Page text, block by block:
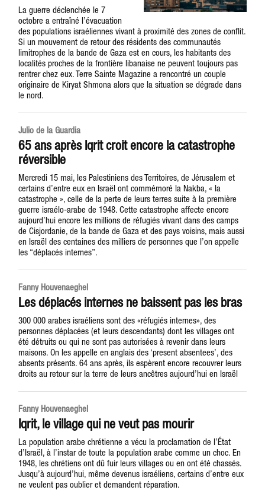
La guerre déclenchée le 7
octobre a entraîné l’évacuation
des populations israéliennes vivant à proximité des zones de conflit.
Si un mouvement de retour des résidents des communautés
limitrophes de la bande de Gaza est en cours, les habitants des
localités proches de la frontière libanaise ne peuvent toujours pas
rentrer chez eux. Terre Sainte Magazine a rencontré un couple
originaire de Kiryat Shmona alors que la situation se dégrade dans
le nord.
Julio de la Guardia
65 ans après Iqrit croit encore la catastrophe
réversible
Mercredi 15 mai, les Palestiniens des Territoires, de Jérusalem et
certains d’entre eux en Israël ont commémoré la Nakba, « la
catastrophe », celle de la perte de leurs terres suite à la première
guerre israélo-arabe de 1948. Cette catastrophe affecte encore
aujourd’hui encore les millions de réfugiés vivant dans des camps
de Cisjordanie, de la bande de Gaza et des pays voisins, mais aussi
en Israël des centaines des milliers de personnes que l’on appelle
les “déplacés internes”.
Fanny Houvenaeghel
Les déplacés internes ne baissent pas les bras
300 000 arabes israéliens sont des «réfugiés internes», des
personnes déplacées (et leurs descendants) dont les villages ont
été détruits ou qui ne sont pas autorisées à revenir dans leurs
maisons. On les appelle en anglais des ‘present absentees’, des
absents présents. 64 ans après, ils espèrent encore recouvrer leurs
droits au retour sur la terre de leurs ancêtres aujourd’hui en Israël
Fanny Houvenaeghel
Iqrit, le village qui ne veut pas mourir
La population arabe chrétienne a vécu la proclamation de l’État
d’Israël, à l’instar de toute la population arabe comme un choc. En
1948, les chrétiens ont dû fuir leurs villages ou en ont été chassés.
Jusqu’à aujourd’hui, même devenus israéliens, certains d’entre eux
ne veulent pas oublier et demandent réparation.